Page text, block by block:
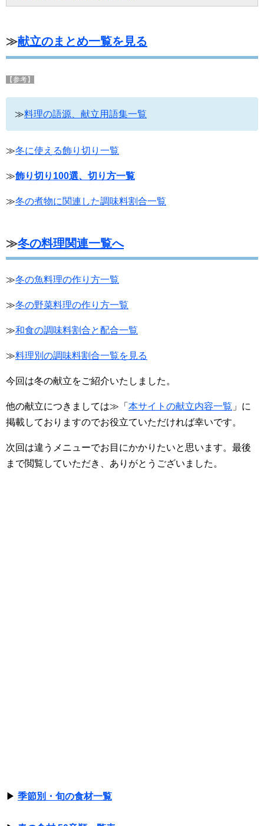
≫献立のまとめ一覧を見る
【参考】
≫料理の語源、献立用語集一覧
≫冬に使える飾り切り一覧
≫飾り切り100選、切り方一覧
≫冬の煮物に関連した調味料割合一覧
≫冬の料理関連一覧へ
≫冬の魚料理の作り方一覧
≫冬の野菜料理の作り方一覧
≫和食の調味料割合と配合一覧
≫料理別の調味料割合一覧を見る
今回は冬の献立をご紹介いたしました。
他の献立につきましては≫「 本サイトの献立内容一覧 」に
掲載しておりますのでお役立ていただければ幸いです。
次回は違うメニューでお目にかかりたいと思います。最後
まで閲覧していただき、ありがとうございました。
▶ 季節別・旬の食材一覧